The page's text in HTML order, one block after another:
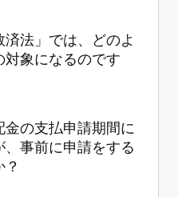
済法」では、どのよ
対象になるのです
金の支払申請期間に
事前に申請をする